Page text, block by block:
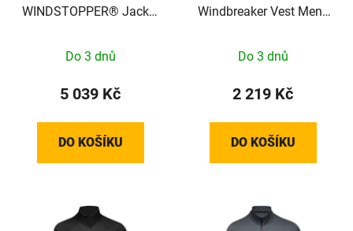
WINDSTOPPER® Jacket
Do 3 dnů
5 039 Kč
DO KOŠÍKU
Windbreaker Vest Mens
Do 3 dnů
2 219 Kč
DO KOŠÍKU